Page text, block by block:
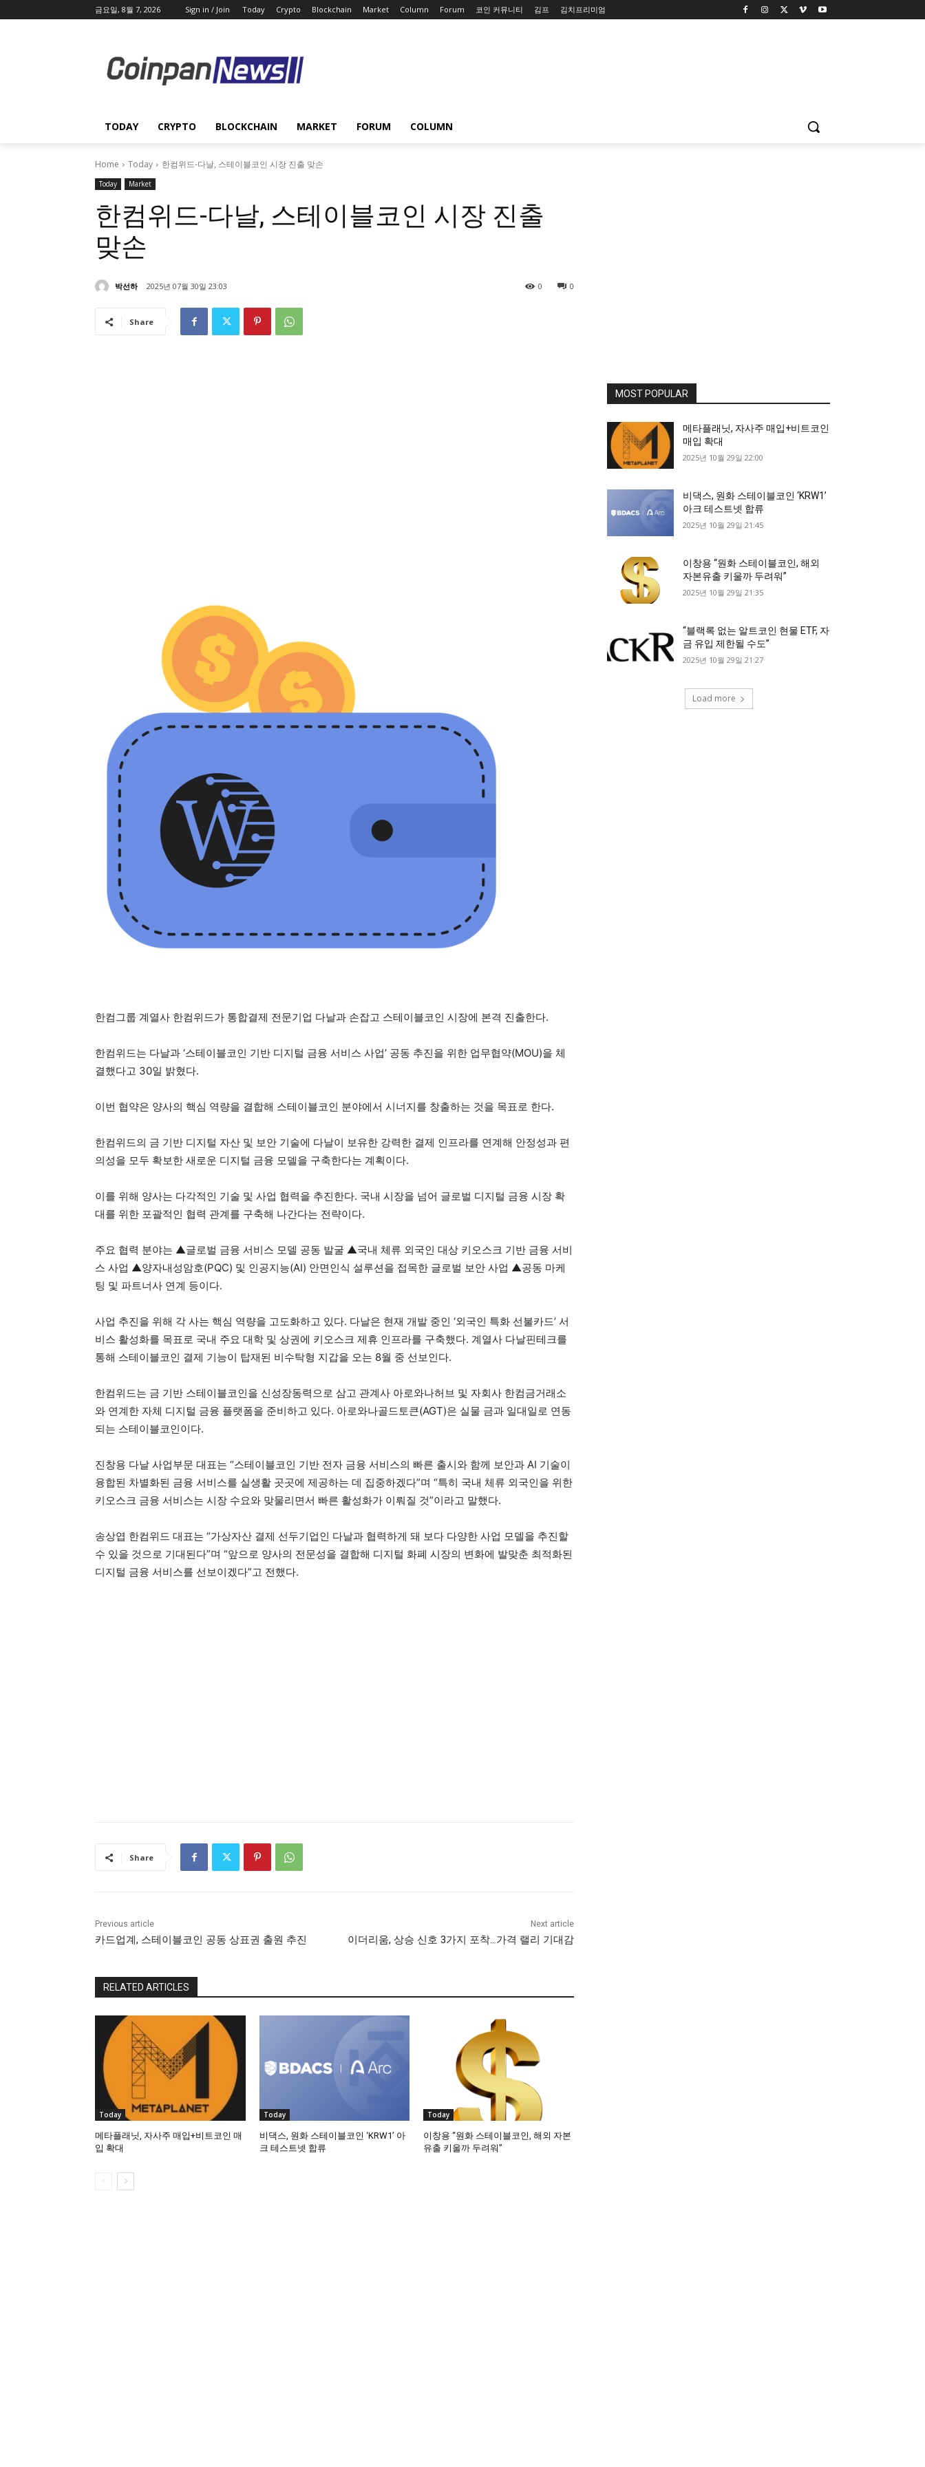
금요일, 8월 7, 2026 Sign in / Join Today Crypto Blockchain Market Column Forum 코인 커뮤니티 김프 김치프리미엄
TODAY CRYPTO BLOCKCHAIN MARKET FORUM COLUMN
Home Today 한컴위드-다날, 스테이블코인 시장 진출 맞손
Today Market
한컴위드-다날, 스테이블코인 시장 진출
맞손
박선하 2025년 07월 30일 23:03 0
0
Share
한컴그룹 계열사 한컴위드가 통합결제 전문기업 다날과 손잡고 스테이블코인 시장에 본격 진출한다.
한컴위드는 다날과 ‘스테이블코인 기반 디지털 금융 서비스 사업’ 공동 추진을 위한 업무협약(MOU)을 체
결했다고 30일 밝혔다.
이번 협약은 양사의 핵심 역량을 결합해 스테이블코인 분야에서 시너지를 창출하는 것을 목표로 한다.
한컴위드의 금 기반 디지털 자산 및 보안 기술에 다날이 보유한 강력한 결제 인프라를 연계해 안정성과 편
의성을 모두 확보한 새로운 디지털 금융 모델을 구축한다는 계획이다.
이를 위해 양사는 다각적인 기술 및 사업 협력을 추진한다. 국내 시장을 넘어 글로벌 디지털 금융 시장 확
대를 위한 포괄적인 협력 관계를 구축해 나간다는 전략이다.
주요 협력 분야는 ▲글로벌 금융 서비스 모델 공동 발굴 ▲국내 체류 외국인 대상 키오스크 기반 금융 서비
스 사업 ▲양자내성암호(PQC) 및 인공지능(AI) 안면인식 설루션을 접목한 글로벌 보안 사업 ▲공동 마케
팅 및 파트너사 연계 등이다.
사업 추진을 위해 각 사는 핵심 역량을 고도화하고 있다. 다날은 현재 개발 중인 ‘외국인 특화 선불카드’ 서
비스 활성화를 목표로 국내 주요 대학 및 상권에 키오스크 제휴 인프라를 구축했다. 계열사 다날핀테크를
통해 스테이블코인 결제 기능이 탑재된 비수탁형 지갑을 오는 8월 중 선보인다.
한컴위드는 금 기반 스테이블코인을 신성장동력으로 삼고 관계사 아로와나허브 및 자회사 한컴금거래소
와 연계한 자체 디지털 금융 플랫폼을 준비하고 있다. 아로와나골드토큰(AGT)은 실물 금과 일대일로 연동
되는 스테이블코인이다.
진창용 다날 사업부문 대표는 “스테이블코인 기반 전자 금융 서비스의 빠른 출시와 함께 보안과 AI 기술이
융합된 차별화된 금융 서비스를 실생활 곳곳에 제공하는 데 집중하겠다”며 “특히 국내 체류 외국인을 위한
키오스크 금융 서비스는 시장 수요와 맞물리면서 빠른 활성화가 이뤄질 것”이라고 말했다.
송상엽 한컴위드 대표는 “가상자산 결제 선두기업인 다날과 협력하게 돼 보다 다양한 사업 모델을 추진할
수 있을 것으로 기대된다”며 “앞으로 양사의 전문성을 결합해 디지털 화폐 시장의 변화에 발맞춘 최적화된
디지털 금융 서비스를 선보이겠다”고 전했다.
Share
Previous article
카드업계, 스테이블코인 공동 상표권 출원 추진
Next article
이더리움, 상승 신호 3가지 포착…가격 랠리 기대감
RELATED ARTICLES
Today
메타플래닛, 자사주 매입+비트코인 매
입 확대
Today
비댁스, 원화 스테이블코인 ‘KRW1’ 아
크 테스트넷 합류
Today
이창용 “원화 스테이블코인, 해외 자본
유출 키울까 두려워”
MOST POPULAR
메타플래닛, 자사주 매입+비트코인
매입 확대
2025년 10월 29일 22:00
비댁스, 원화 스테이블코인 ‘KRW1’
아크 테스트넷 합류
2025년 10월 29일 21:45
이창용 “원화 스테이블코인, 해외
자본유출 키울까 두려워”
2025년 10월 29일 21:35
“블랙록 없는 알트코인 현물 ETF, 자
금 유입 제한될 수도”
2025년 10월 29일 21:27
Load more